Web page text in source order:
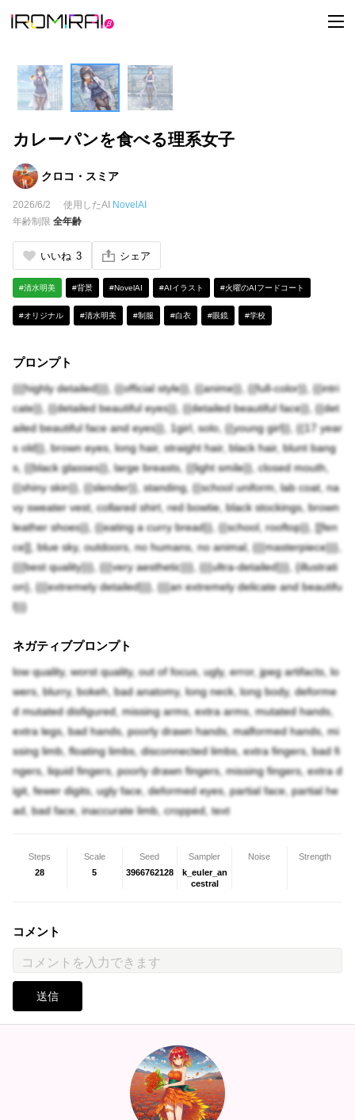
t
o
カレーパンを食べる理系女子
クロコ・スミア
2026/6/2 使用したAI NovelAI
年齢制限 全年齢
いいね 3 シェア
#清水明美 #背景 #NovelAI #AIイラスト #火曜のAIフードコート
#オリジナル #清水明美 #制服 #白衣 #眼鏡 #学校
プロンプト
{{{highly detailed}}}, {{official style}}, {{anime}}, {{full-color}}, {{intri
cate}}, {{detailed beautiful eyes}}, {{detailed beautiful face}}, {{det
ailed beautiful face and eyes}}, 1girl, solo, {{young girl}}, {{17 year
s old}}, brown eyes, long hair, straight hair, black hair, blunt bang
s, {{black glasses}}, large breasts, {{light smile}}, closed mouth,
{{shiny skin}}, {{slender}}, standing, {{school uniform, lab coat, na
vy sweater vest, collared shirt, red bowtie, black stockings, brown
leather shoes}}, {{eating a curry bread}}, {{school, rooftop}}, [[fen
ce]], blue sky, outdoors, no humans, no animal, {{{masterpiece}}},
{{{best quality}}}, {{{very aesthetic}}}, {{{ultra-detailed}}}, {illustrati
on}, {{{extremely detailed}}}, {{{an extremely delicate and beautifu
l}}}
ネガティブプロンプト
low quality, worst quality, out of focus, ugly, error, jpeg artifacts, lo
wers, blurry, bokeh, bad anatomy, long neck, long body, deforme
d mutated disfigured, missing arms, extra arms, mutated hands,
extra legs, bad hands, poorly drawn hands, malformed hands, mi
ssing limb, floating limbs, disconnected limbs, extra fingers, bad fi
ngers, liquid fingers, poorly drawn fingers, missing fingers, extra d
igit, fewer digits, ugly face, deformed eyes, partial face, partial he
ad, bad face, inaccurate limb, cropped, text
Steps
28
Scale
5
Seed
3966762128
Sampler
k_euler_an
cestral
Noise Strength
コメント
送信